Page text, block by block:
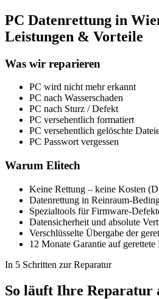
PC Datenrettung in
Leistungen & Vorteile
Was wir reparieren
PC wird nicht mehr erkannt
PC nach Wasserschaden
PC nach Sturz / Defekt
PC versehentlich formatiert
PC versehentlich gelöschte
PC Passwort vergessen
Warum Elitech
Keine Rettung – keine Kosten
Datenrettung in Reinraum-
Spezialtools für Firmware-
Datensicherheit und absolute
Verschlüsselte Übergabe der
12 Monate Garantie auf
In 5 Schritten zur Reparatur
So läuft Ihre Reparatur